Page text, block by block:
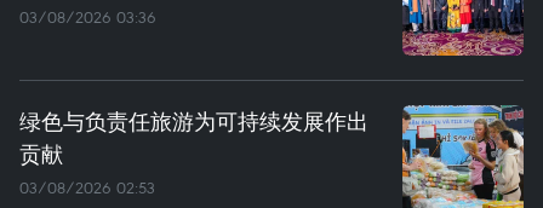
03/08/2026 03:36
绿色与负责任旅游为可持续发展作出
贡献
03/08/2026 02:53